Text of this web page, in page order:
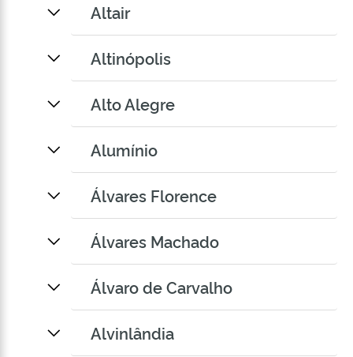
Altair
Altinópolis
Alto Alegre
Alumínio
Álvares Florence
Álvares Machado
Álvaro de Carvalho
Alvinlândia